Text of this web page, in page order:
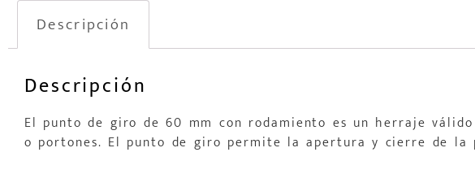
Descripción
Descripción
El punto de giro de 60 mm con rodamiento es un herraje
o portones. El punto de giro permite la apertura y cierre de la